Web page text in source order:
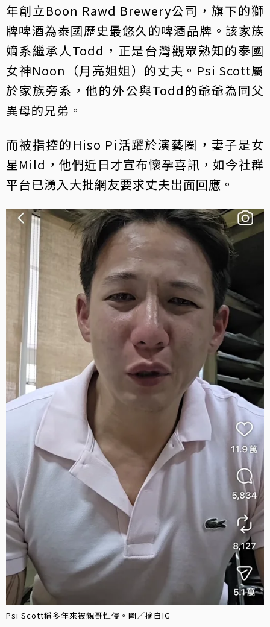
年創立Boon Rawd Brewery公司，旗下的獅
牌啤酒為泰國歷史最悠久的啤酒品牌。該家族
嫡系繼承人Todd，正是台灣觀眾熟知的泰國
女神Noon（月亮姐姐）的丈夫。Psi Scott屬
於家族旁系，他的外公與Todd的爺爺為同父
異母的兄弟。
而被指控的Hiso Pi活躍於演藝圈，妻子是女
星Mild，他們近日才宣布懷孕喜訊，如今社群
平台已湧入大批網友要求丈夫出面回應。
Psi Scott稱多年來被親哥性侵。圖／摘自IG